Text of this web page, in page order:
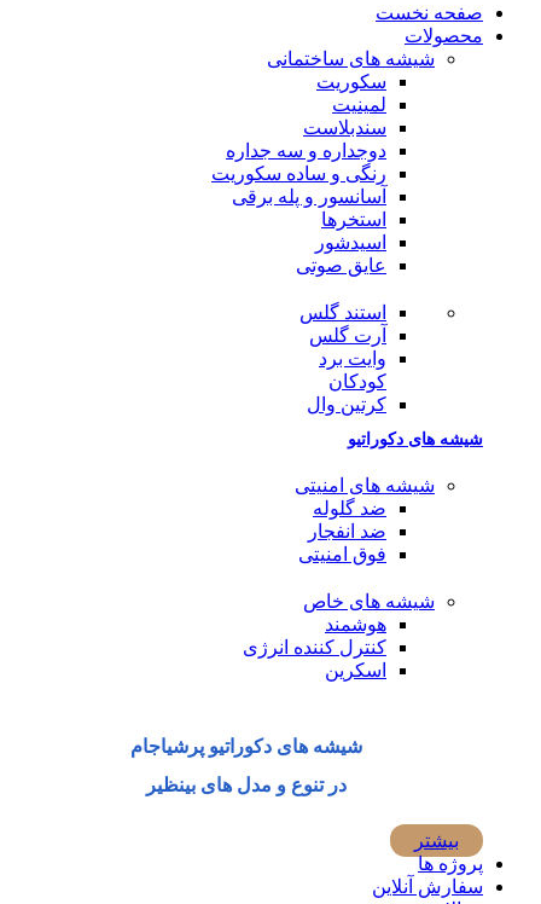
صفحه نخست
محصولات
شیشه های ساختمانی
سکوریت
لمینیت
سندبلاست
دوجداره و سه جداره
رنگی و ساده سکوریت
آسانسور و پله برقی
استخرها
اسیدشور
عایق صوتی
استند گلس
آرت گلس
وایت برد
کودکان
کرتین وال
شیشه های دکوراتیو
شیشه های امنیتی
ضد گلوله
ضد انفجار
فوق امنیتی
شیشه های خاص
هوشمند
کنترل کننده انرژی
اسکرین
شیشه های دکوراتیو پرشیاجام
در تنوع و مدل های بینظیر
بیشتر
پروژه ها
سفارش آنلاین